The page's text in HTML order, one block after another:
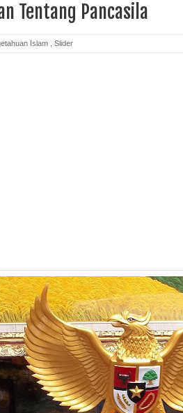
Tentang Pancasila
Islam Slider